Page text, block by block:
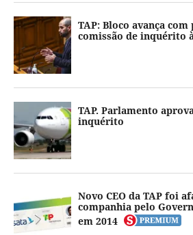
TAP: Bloco avança
comissão de inquérito
TAP. Parlamento
inquérito
Novo CEO da TAP foi
companhia pelo
em 2014